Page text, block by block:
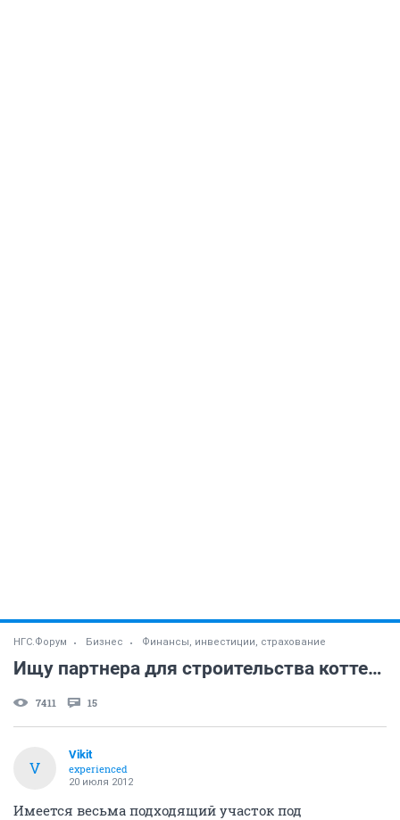
НГС.Форум Бизнес Финансы, инвестиции, страхование
Ищу партнера для строительства коттеджа на продажу
7411 15
V
Vikit
experienced
20 июля 2012
Имеется весьма подходящий участок под